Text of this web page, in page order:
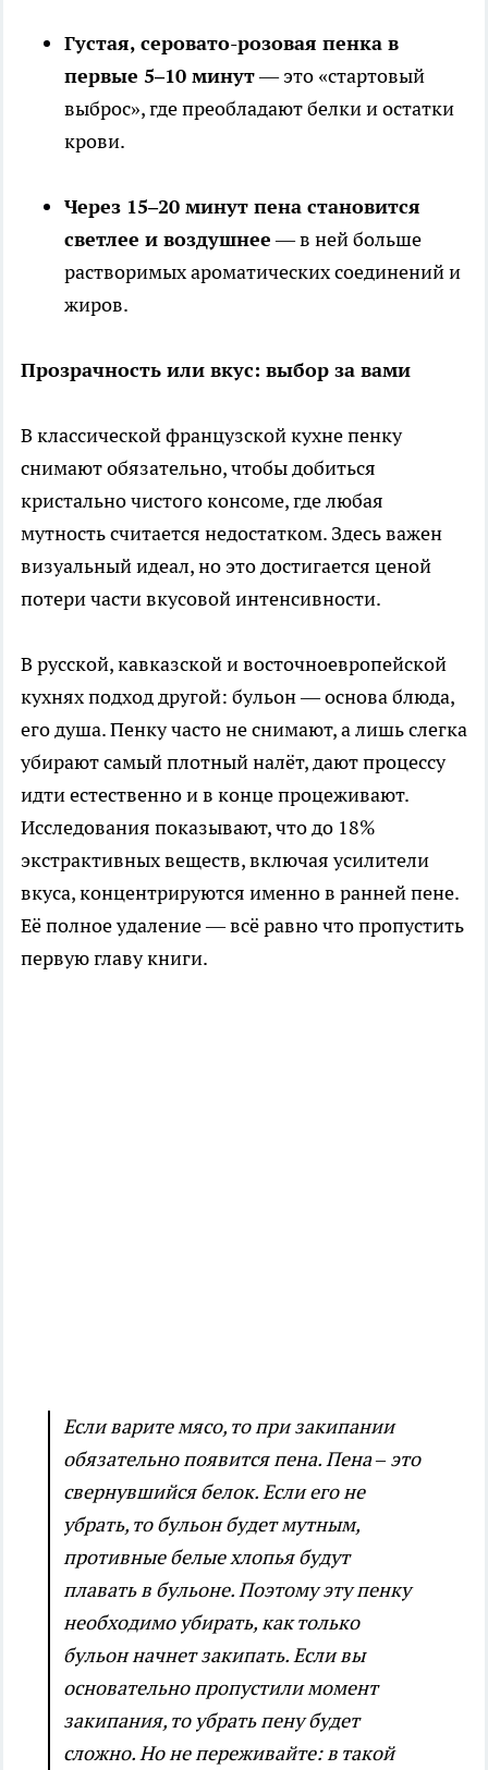
Густая, серовато-розовая пенка в
первые 5–10 минут— это «стартовый
выброс», где преобладают белки и остатки
крови.
Через 15–20 минут пена становится
светлее и воздушнее— в ней больше
растворимых ароматических соединений и
жиров.
Прозрачность или вкус: выбор за вами
В классической французской кухне пенку
снимают обязательно, чтобы добиться
кристально чистого консоме, где любая
мутность считается недостатком. Здесь важен
визуальный идеал, но это достигается ценой
потери части вкусовой интенсивности.
В русской, кавказской и восточноевропейской
кухнях подход другой: бульон — основа блюда,
его душа. Пенку часто не снимают, а лишь слегка
убирают самый плотный налёт, дают процессу
идти естественно и в конце процеживают.
Исследования показывают, что до 18%
экстрактивных веществ, включая усилители
вкуса, концентрируются именно в ранней пене.
Её полное удаление — всё равно что пропустить
первую главу книги.
Если варите мясо, то при закипании
обязательно появится пена. Пена – это
свернувшийся белок. Если его не
убрать, то бульон будет мутным,
противные белые хлопья будут
плавать в бульоне. Поэтому эту пенку
необходимо убирать, как только
бульон начнет закипать. Если вы
основательно пропустили момент
закипания, то убрать пену будет
сложно. Но не переживайте: в такой